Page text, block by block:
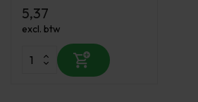
5,37
excl. btw